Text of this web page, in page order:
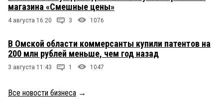
магазина «Смешные цены»
4 августа 16:20 3 1076
В Омской области коммерсанты купили патентов на
200 млн рублей меньше, чем год назад
3 августа 11:43 1 1047
Все новости бизнеса →